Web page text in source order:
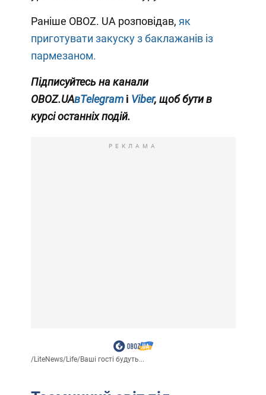
Раніше OBOZ. UA розповідав, як
приготувати закуску з баклажанів із
пармезаном.
Підписуйтесь на канали
OBOZ.UAвTelegramі Viber, щоб бути в
курсі останніх подій.
РЕКЛАМА
/LiteNews/Life/Ваші гості будуть...